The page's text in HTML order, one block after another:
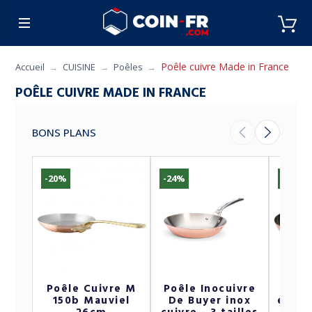
CUISINE MOBILIER
Accueil CUISINE Poêles Poêle cuivre Made in France
POÊLE CUIVRE MADE IN FRANCE
BONS PLANS
-20%
Poêle Cuivre M
150b Mauviel
-24%
Poêle Inocuivre
De Buyer inox